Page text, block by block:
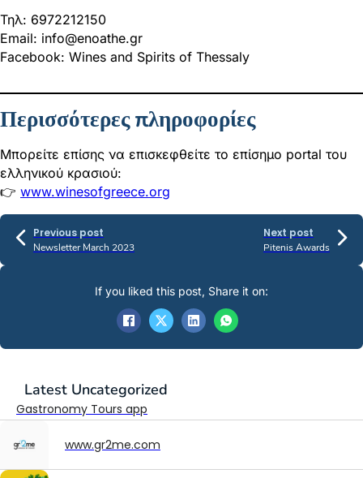
Τηλ: 6972212150
Email: info@enoathe.gr
Facebook: Wines and Spirits of Thessaly
Περισσότερες πληροφορίες
Μπορείτε επίσης να επισκεφθείτε το επίσημο portal του
ελληνικού κρασιού:
👉 www.winesofgreece.org
Previous post
Newsletter March 2023
Next post
Pitenis Awards
Latest Uncategorized
Gastronomy Tours app
www.gr2me.com
If you liked this post, Share it on: